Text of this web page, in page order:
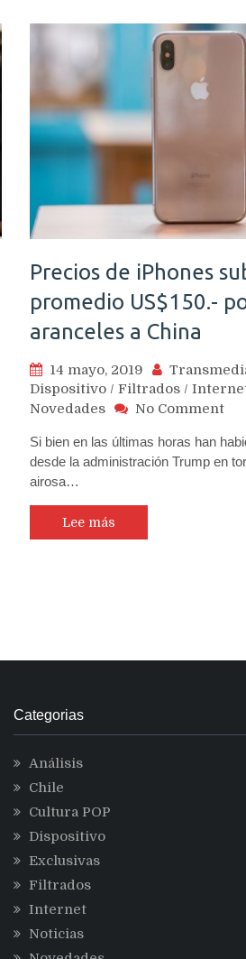
alza
desde
diciembre
ante
nuevas
Precios de iPhones
promedio US$150.-
aranceles a China
14 mayo, 2019
Dispositivo / Filtrados /
Novedades
No Commenton
de
Si bien en las últimas horas han
desde la administración Trump en
airosa…
Lee más
Categorias
Análisis
Chile
Cultura POP
Dispositivo
Exclusivas
Filtrados
Internet
Noticias